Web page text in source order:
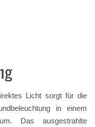
Licht sorgt für die
in einem
ausgestrahlte